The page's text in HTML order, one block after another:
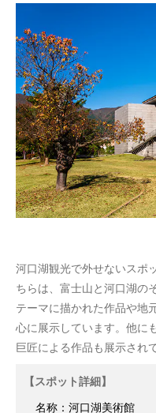
河口湖観光で外せないスポ
ちらは、富士山と河口湖の
テーマに描かれた作品や地
心に展示しています。他に
巨匠による作品も展示され
【スポット詳細】
名称：河口湖美術館